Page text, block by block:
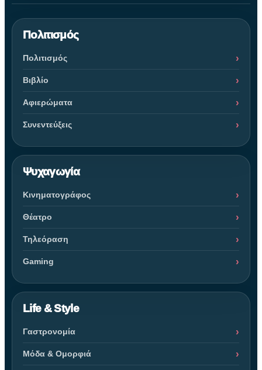
Πολιτισμός
Πολιτισμός
Βιβλίο
Αφιερώματα
Συνεντεύξεις
Ψυχαγωγία
Κινηματογράφος
Θέατρο
Τηλεόραση
Gaming
Life & Style
Γαστρονομία
Μόδα & Ομορφιά